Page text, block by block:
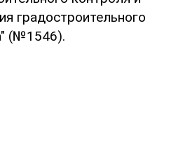
градостроительного
(№1546).